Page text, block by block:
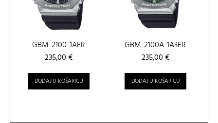
GBM-2100-1AER
235,00€
DODAJ U KOŠARICU
GBM-2100A-1A3ER
235,00€
DODAJ U KOŠARICU